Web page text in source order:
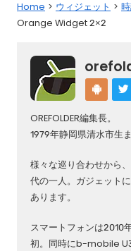
Home ウィジェット
Orange Widget 2×2
OREFOLDER編集長。
1979年静岡県清水市生
様々な巡り合わせから
代の一人。ガジェット
あります。
スマートフォンは2010
初。同時にb-mobile